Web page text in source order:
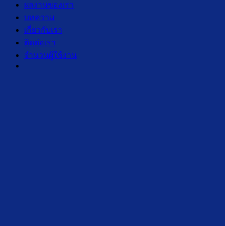
ผลงานของเรา
บทความ
เกี่ยวกับเรา
ติดต่อเรา
จำนวนผู้ใช้งาน